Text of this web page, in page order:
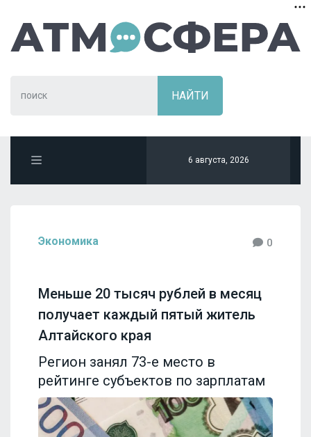
6 августа, 2026
Экономика 0
Меньше 20 тысяч рублей в месяц
получает каждый пятый житель
Алтайского края
Регион занял 73-е место в
рейтинге субъектов по зарплатам